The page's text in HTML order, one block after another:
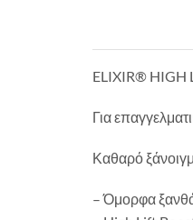
ELIXIR® HIGH
Για
Καθαρό
– Όμορφα